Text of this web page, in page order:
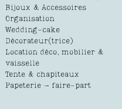
Bijoux & Accessoires
Organisation
Wedding-cake
Décorateur(trice)
Location déco, mobilier &
vaisselle
Tente & chapiteaux
Papeterie – faire-part